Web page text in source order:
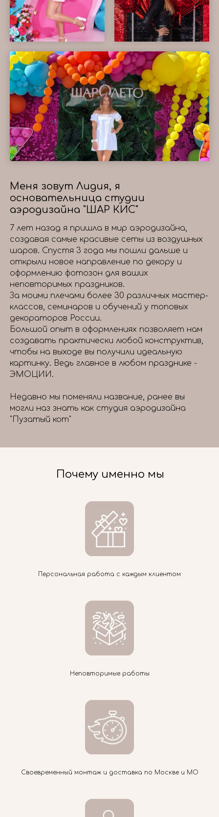
Меня зовут Лидия, я
основательница студии
аэродизайна "ШАР КИС"
7 лет назад я пришла в мир аэродизайна,
создавая самые красивые сеты из воздушных
шаров. Спустя 3 года мы пошли дальше и
открыли новое направление по декору и
оформлению фотозон для ваших
неповторимых праздников.
За моими плечами более 30 различных мастер-
классов, семинаров и обучений у топовых
декораторов России.
Большой опыт в оформлениях позволяет нам
создавать практически любой конструктив,
чтобы на выходе вы получили идеальную
картинку. Ведь главное в любом празднике -
ЭМОЦИИ.
Недавно мы поменяли название, ранее вы
могли наз знать как студия аэродизайна
"Пузатый кот"
Почему именно мы
Персональная работа с каждым клиентом
Неповторимые работы
Своевременный монтаж и доставка по Москве и МО